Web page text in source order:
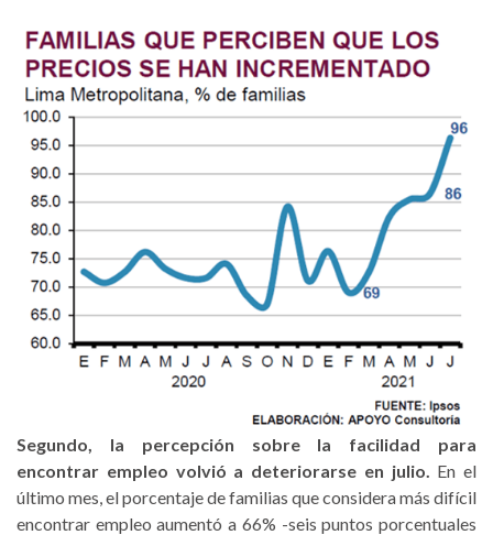
Segundo, la percepción sobre la facilidad para
encontrar empleo volvió a deteriorarse en julio. En el
último mes, el porcentaje de familias que considera más difícil
encontrar empleo aumentó a 66% -seis puntos porcentuales